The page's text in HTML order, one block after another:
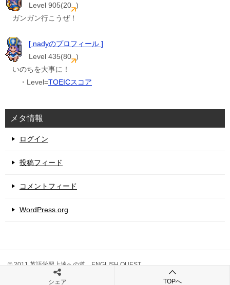
Level 905(20 )
ガンガン行こうぜ！
[ nadyのプロフィール ]
Level 435(80 )
いのちを大事に！
・Level=TOEICスコア
メタ情報
ログイン
投稿フィード
コメントフィード
WordPress.org
© 2011 英語学習上達への道 ENGLISH QUEST
シェア TOPへ